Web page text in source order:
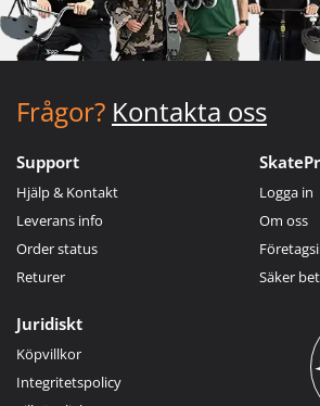
Frågor? Kontakta oss
Support
Hjälp & Kontakt
Leverans info
Order status
Returer
Logga in
Om oss
Säker
Juridiskt
Köpvillkor
Integritetspolicy